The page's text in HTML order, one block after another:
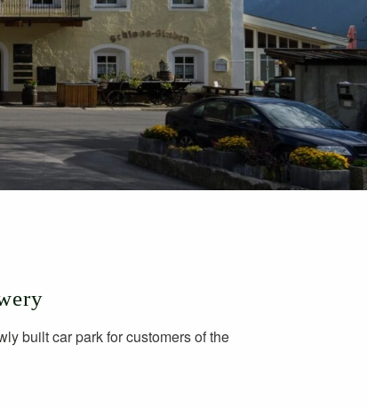
built car park for customers of the